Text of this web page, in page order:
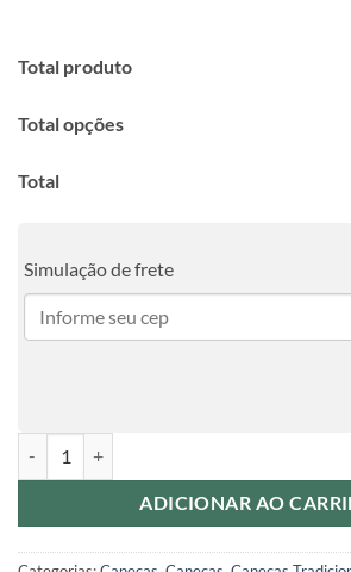
Total produto
Total opções
Total
Simulação de frete
ADICIONAR AO